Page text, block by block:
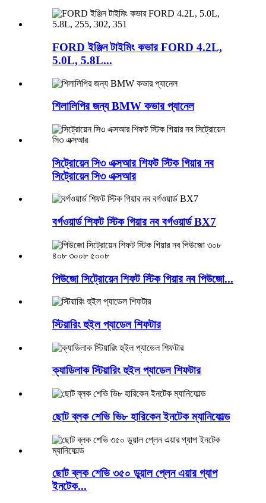
FORD ইঞ্জিন টাইমিং কভার FORD 4.2L,
5.0L, 5.8L...
শিলালিপির জন্য BMW কভার প্যানেল
সিট্রোয়েন সি৩ এক্সআর শিফট স্টিক গিয়ার নব
সিট্রোয়েন সি৩ এক্সআর
বর্গওয়ার্ড শিফট স্টিক গিয়ার নব বর্গওয়ার্ড BX7
পিউজো সিট্রোয়েন শিফট স্টিক গিয়ার নব পিউজো...
স্টিয়ারিং হুইল প্যাডেল শিফটার
ক্যাডিলাক স্টিয়ারিং হুইল প্যাডেল শিফটার
ছোট ব্লক শেভি ভি৮ হারিকেন ইনটেক ম্যানিফোল্ড
ছোট ব্লক শেভি ৩৫০ ডুয়াল প্লেন এয়ার গ্যাপ
ইনটেক...